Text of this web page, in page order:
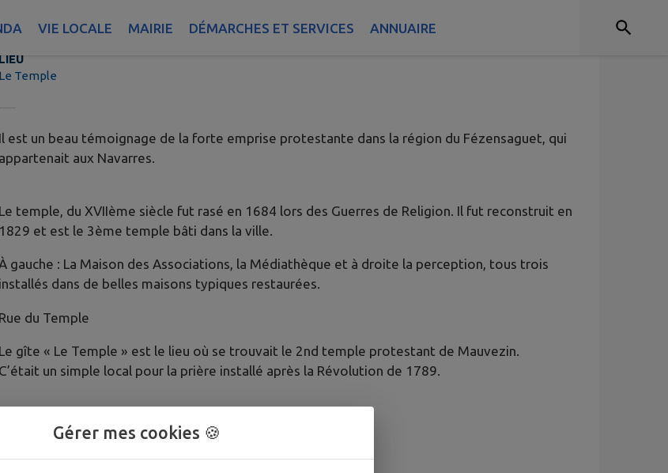
VIE LOCALE MAIRIE DÉMARCHES ET SERVICES ANNUAIRE
LIEU
Le Temple
Il est un beau témoignage de la forte emprise protestante dans la région du Fézensaguet, qui
appartenait aux Navarres.
Le temple, du XVIIème siècle fut rasé en 1684 lors des Guerres de Religion. Il fut reconstruit en
1829 et est le 3ème temple bâti dans la ville.
gauche : La Maison des Associations, la Médiathèque et à droite la perception, tous trois
installés dans de belles maisons typiques restaurées.
Rue du Temple
Le gîte « Le Temple » est le lieu où se trouvait le 2nd temple protestant de Mauvezin.
C’était un simple local pour la prière installé après la Révolution de 1789.
Gérer mes cookies 🍪